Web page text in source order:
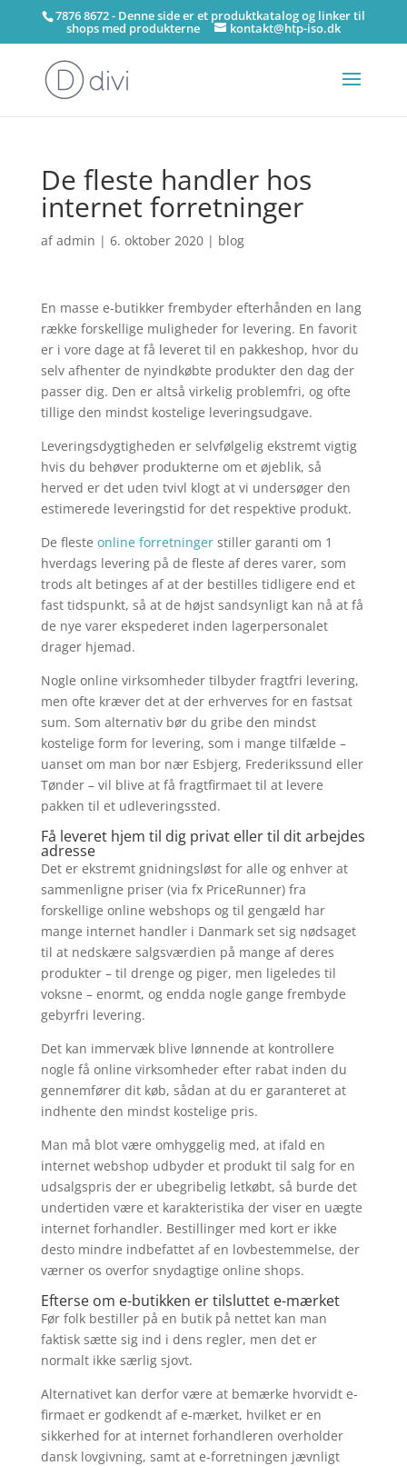
7876 8672 - Denne side er et produktkatalog og linker til
shops med produkterne kontakt@htp-iso.dk
De fleste handler hos
internet forretninger
afadmin | 6. oktober 2020| blog
En masse e-butikker frembyder efterhånden en lang
række forskellige muligheder for levering. En favorit
er i vore dage at få leveret til en pakkeshop, hvor du
selv afhenter de nyindkøbte produkter den dag der
passer dig. Den er altså virkelig problemfri, og ofte
tillige den mindst kostelige leveringsudgave.
Leveringsdygtigheden er selvfølgelig ekstremt vigtig
hvis du behøver produkterne om et øjeblik, så
herved er det uden tvivl klogt at vi undersøger den
estimerede leveringstid for det respektive produkt.
De fleste online forretningerstiller garanti om 1
hverdags levering på de fleste af deres varer, som
trods alt betinges af at der bestilles tidligere end et
fast tidspunkt, så at de højst sandsynligt kan nå at få
de nye varer ekspederet inden lagerpersonalet
drager hjemad.
Nogle online virksomheder tilbyder fragtfri levering,
men ofte kræver det at der erhverves for en fastsat
sum. Som alternativ bør du gribe den mindst
kostelige form for levering, som i mange tilfælde –
uanset om man bor nær Esbjerg, Frederikssund eller
Tønder – vil blive at få fragtfirmaet til at levere
pakken til et udleveringssted.
Få leveret hjem til dig privat eller til dit arbejdes
adresse
Det er ekstremt gnidningsløst for alle og enhver at
sammenligne priser (via fx PriceRunner) fra
forskellige online webshops og til gengæld har
mange internet handler i Danmark set sig nødsaget
til at nedskære salgsværdien på mange af deres
produkter – til drenge og piger, men ligeledes til
voksne – enormt, og endda nogle gange frembyde
gebyrfri levering.
Det kan immervæk blive lønnende at kontrollere
nogle få online virksomheder efter rabat inden du
gennemfører dit køb, sådan at du er garanteret at
indhente den mindst kostelige pris.
Man må blot være omhyggelig med, at ifald en
internet webshop udbyder et produkt til salg for en
udsalgspris der er ubegribelig letkøbt, så burde det
undertiden være et karakteristika der viser en uægte
internet forhandler. Bestillinger med kort er ikke
desto mindre indbefattet af en lovbestemmelse, der
værner os overfor snydagtige online shops.
Efterse om e-butikken er tilsluttet e-mærket
Før folk bestiller på en butik på nettet kan man
faktisk sætte sig ind i dens regler, men det er
normalt ikke særlig sjovt.
Alternativet kan derfor være at bemærke hvorvidt e-
firmaet er godkendt af e-mærket, hvilket er en
sikkerhed for at internet forhandleren overholder
dansk lovgivning, samt at e-forretningen jævnligt